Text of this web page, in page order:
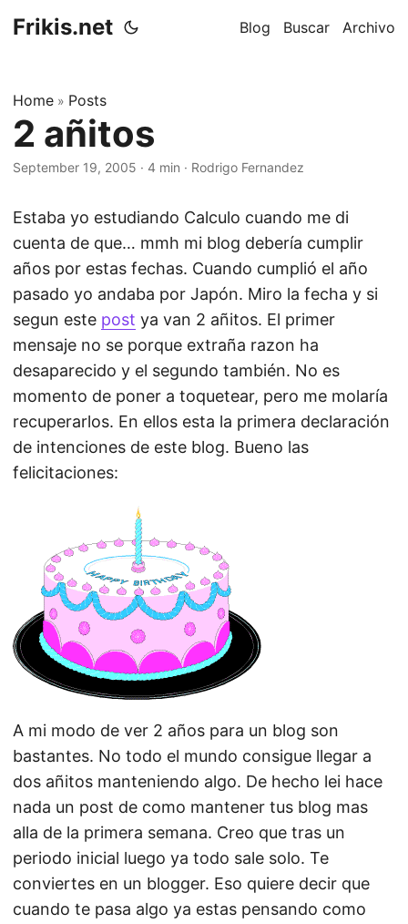
Frikis.net Blog Buscar Archivo
Home » Posts
2 añitos
September 19, 2005 · 4 min · Rodrigo Fernandez
Estaba yo estudiando Calculo cuando me di
cuenta de que… mmh mi blog debería cumplir
años por estas fechas. Cuando cumplió el año
pasado yo andaba por Japón. Miro la fecha y si
segun este post ya van 2 añitos. El primer
mensaje no se porque extraña razon ha
desaparecido y el segundo también. No es
momento de poner a toquetear, pero me molaría
recuperarlos. En ellos esta la primera declaración
de intenciones de este blog. Bueno las
felicitaciones:
A mi modo de ver 2 años para un blog son
bastantes. No todo el mundo consigue llegar a
dos añitos manteniendo algo. De hecho lei hace
nada un post de como mantener tus blog mas
alla de la primera semana. Creo que tras un
periodo inicial luego ya todo sale solo. Te
conviertes en un blogger. Eso quiere decir que
cuando te pasa algo ya estas pensando como